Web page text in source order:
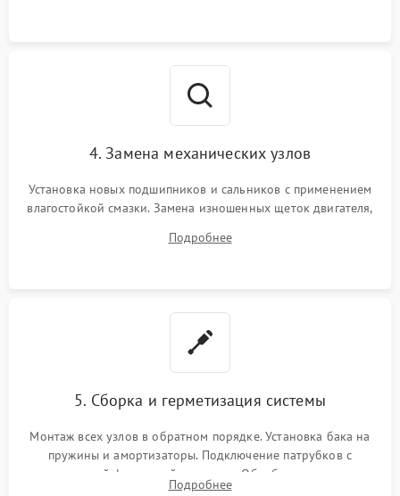
4. Замена механических узлов
Установка новых подшипников и сальников с применением
влагостойкой смазки. Замена изношенных щеток двигателя,
или поврежденной резиновой манжеты.
Подробнее
5. Сборка и герметизация системы
Монтаж всех узлов в обратном порядке. Установка бака на
пружины и амортизаторы. Подключение патрубков с
надежной фиксацией хомутами. Обработка стыков
герметиком для предотвращения возможных протечек воды.
Подробнее